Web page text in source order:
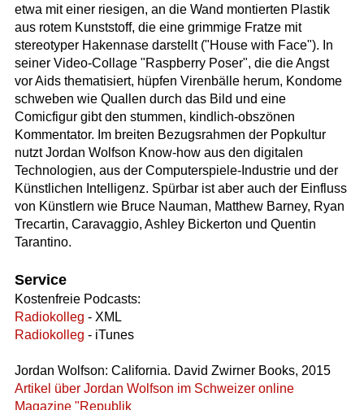
etwa mit einer riesigen, an die Wand montierten Plastik
aus rotem Kunststoff, die eine grimmige Fratze mit
stereotyper Hakennase darstellt ("House with Face"). In
seiner Video-Collage "Raspberry Poser", die die Angst
vor Aids thematisiert, hüpfen Virenbälle herum, Kondome
schweben wie Quallen durch das Bild und eine
Comicfigur gibt den stummen, kindlich-obszönen
Kommentator. Im breiten Bezugsrahmen der Popkultur
nutzt Jordan Wolfson Know-how aus den digitalen
Technologien, aus der Computerspiele-Industrie und der
Künstlichen Intelligenz. Spürbar ist aber auch der Einfluss
von Künstlern wie Bruce Nauman, Matthew Barney, Ryan
Trecartin, Caravaggio, Ashley Bickerton und Quentin
Tarantino.
Service
Kostenfreie Podcasts:
Radiokolleg - XML
Radiokolleg - iTunes
Jordan Wolfson: California. David Zwirner Books, 2015
Artikel über Jordan Wolfson im Schweizer online
Magazine "Republik